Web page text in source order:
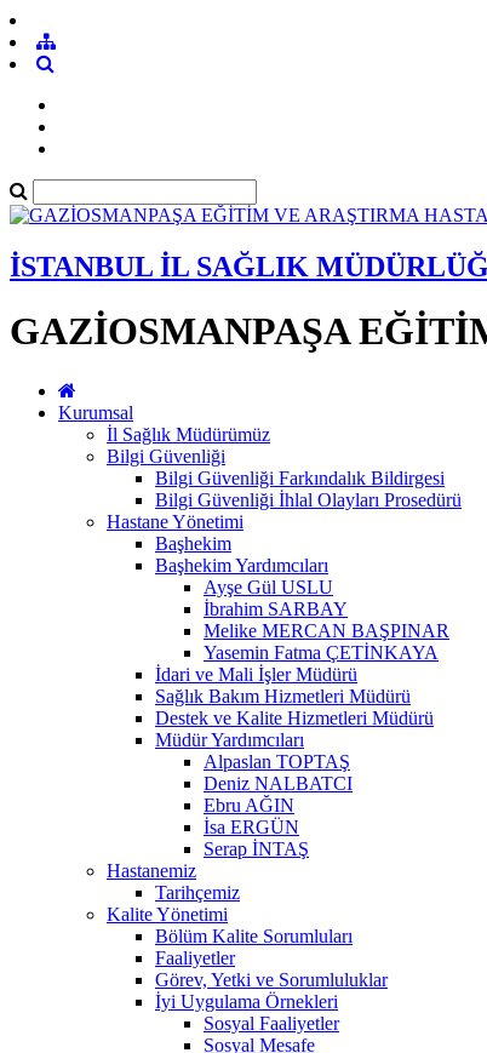
İSTANBUL İL SAĞLIK
GAZİOSMANPAŞA
Kurumsal
İl Sağlık Müdürümüz
Bilgi Güvenliği
Bilgi Güvenliği Farkındalık Bildirgesi
Bilgi Güvenliği İhlal Olayları Prosedürü
Hastane Yönetimi
Başhekim
Başhekim Yardımcıları
Ayşe Gül USLU
İbrahim SARBAY
Melike MERCAN BAŞPINAR
Yasemin Fatma ÇETİNKAYA
İdari ve Mali İşler Müdürü
Sağlık Bakım Hizmetleri Müdürü
Destek ve Kalite Hizmetleri Müdürü
Müdür Yardımcıları
Alpaslan TOPTAŞ
Deniz NALBATCI
Ebru AĞIN
İsa ERGÜN
Serap İNTAŞ
Hastanemiz
Tarihçemiz
Kalite Yönetimi
Bölüm Kalite Sorumluları
Faaliyetler
Görev, Yetki ve Sorumluluklar
İyi Uygulama Örnekleri
Sosyal Faaliyetler
Sosyal Mesafe